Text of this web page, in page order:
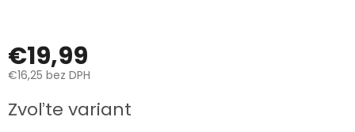
€19,99
€16,25 bez DPH
cena:
Zvoľte variant